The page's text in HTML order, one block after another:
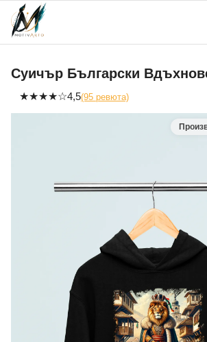
Skip
content
Суичър Български
★★★★☆4,5(95 ревюта)